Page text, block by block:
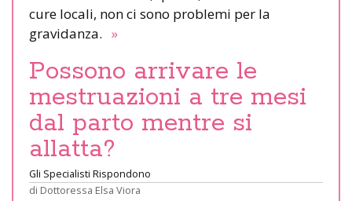
cure locali, non ci sono problemi per la
gravidanza. »
Possono arrivare le
mestruazioni a tre mesi
dal parto mentre si
allatta?
Gli Specialisti Rispondono
di Dottoressa Elsa Viora